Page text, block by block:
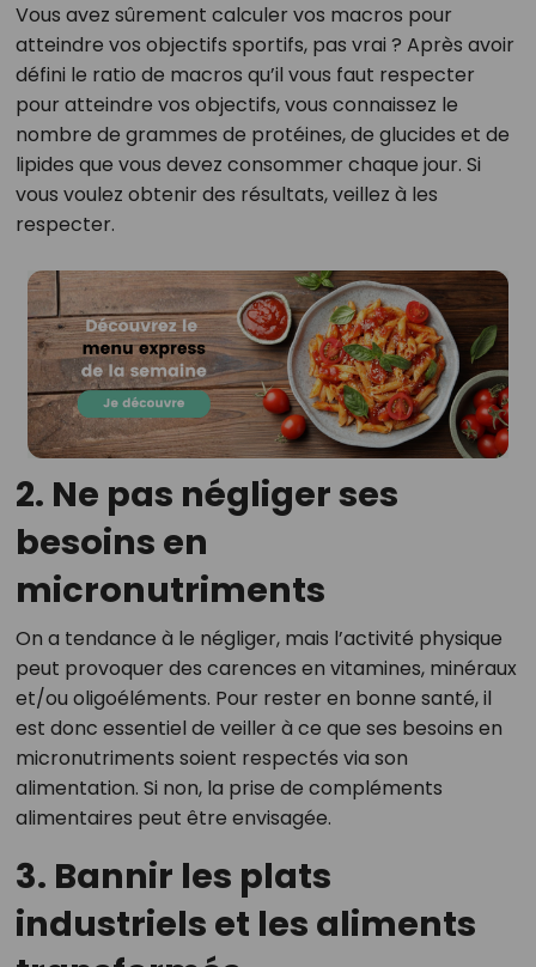
Vous avez sûrement calculer vos macros pour
atteindre vos objectifs sportifs, pas vrai ? Après avoir
défini le ratio de macros qu’il vous faut respecter
pour atteindre vos objectifs, vous connaissez le
nombre de grammes de protéines, de glucides et de
lipides que vous devez consommer chaque jour. Si
vous voulez obtenir des résultats, veillez à les
respecter.
2. Ne pas négliger ses
besoins en
micronutriments
On a tendance à le négliger, mais l’activité physique
peut provoquer des carences en vitamines, minéraux
et/ou oligoéléments. Pour rester en bonne santé, il
est donc essentiel de veiller à ce que ses besoins en
micronutriments soient respectés via son
alimentation. Si non, la prise de compléments
alimentaires peut être envisagée.
3. Bannir les plats
industriels et les aliments